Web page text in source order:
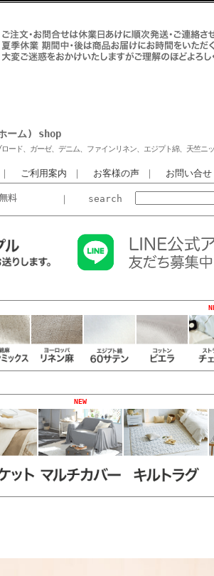
ーム) shop
ド、ガーゼ、デニム、ファインリネン、エジプト綿、天竺ニ
｜ ご利用案内 ｜ お客様の声 ｜ お問い合せ
｜ search
NEW